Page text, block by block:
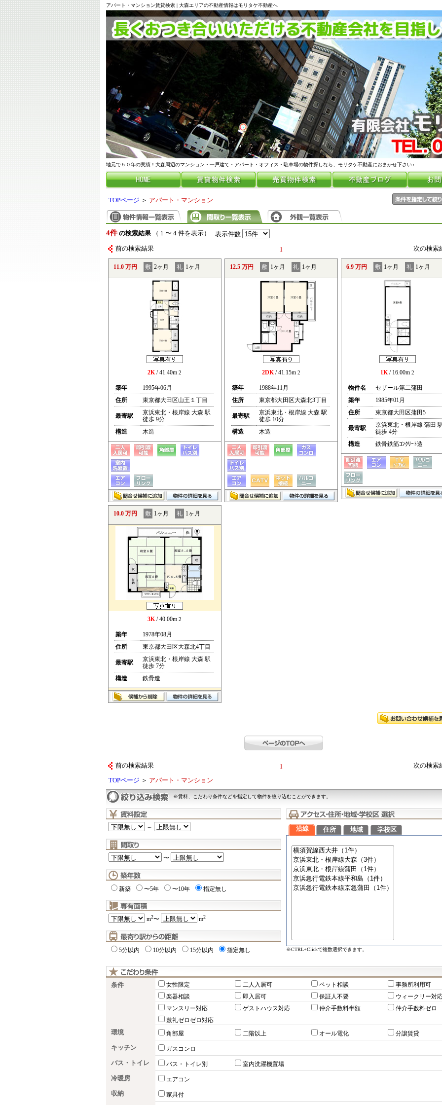
アパート・マンション賃貸検索 | 大森エリアの不動産情報はモリタケ不動産へ
地元で５０年の実績！大森周辺のマンション・一戸建て・アパート・オフィス・駐車場の物件探しなら、モリタケ不動産におまかせ下さい♪
TOPページ ＞ アパート・マンション
4件 の検索結果（ 1 〜 4 件を表示） 表示件数
前の検索結果 1 次の検
11.0 万円 敷 2ヶ月 礼 1ヶ月
2K/ 41.40m 2
築年
1995年06月
住所
東京都大田区山王１丁目
最寄駅
京浜東北・根岸線 大森 駅
徒歩 9分
構造
木造
12.5 万円 敷 1ヶ月 礼 1ヶ月
2DK/ 41.15m 2
築年
1988年11月
住所
東京都大田区大森北3丁目
最寄駅
京浜東北・根岸線 大森 駅
徒歩 10分
構造
木造
6.9 万円 敷 1ヶ月 礼 1ヶ月
1K/ 16.00m 2
物件名
セザール第二蒲田
築年
1985年01月
住所
東京都大田区蒲田5
最寄駅
京浜東北・根岸線 蒲田
徒歩 4分
構造
鉄骨鉄筋ｺﾝｸﾘｰﾄ造
10.0 万円 敷 1ヶ月 礼 1ヶ月
3K/ 40.00m 2
築年
1978年08月
住所
東京都大田区大森北4丁目
最寄駅
京浜東北・根岸線 大森 駅
徒歩 7分
構造
鉄骨造
前の検索結果 1 次の検
TOPページ ＞ アパート・マンション
※賃料、こだわり条件などを指定して物件を絞り込むことができます。
～
〜
新築 〜5年 〜10年 指定無し
m2〜 m2
5分以内 10分以内 15分以内 指定無し
沿線 住所 地域 学校区
※CTRL+Clickで複数選択できます。
条件 女性限定 二人入居可 ペット相談
事務所利用可
楽器相談
即入居可 保証人不要
ウィークリー対
マンスリー対応
ゲストハウス対応 仲介手数料半額
仲介手数料ゼロ
敷礼ゼロゼロ対応
環境 角部屋 二階以上 オール電化 分譲賃貸
キッチン ガスコンロ
バス・トイレ バス・トイレ別 室内洗濯機置場
冷暖房 エアコン
収納 家具付